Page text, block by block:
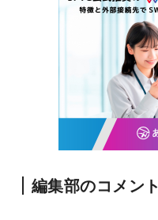
編集部のコメント